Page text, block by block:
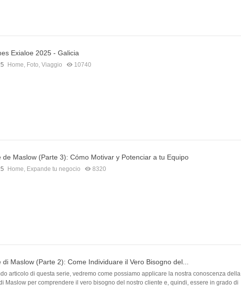
Exialoe 2025 - Galicia
Home Foto Viaggio 10740
de Maslow (Parte 3): Cómo Motivar y Potenciar a tu Equipo
Home, Expande tu negocio 8320
di Maslow (Parte 2): Come Individuare il Vero Bisogno del...
articolo di questa serie, vedremo come possiamo applicare la nostra conoscenza della
Maslow per comprendere il vero bisogno del nostro cliente e, quindi, essere in grado di